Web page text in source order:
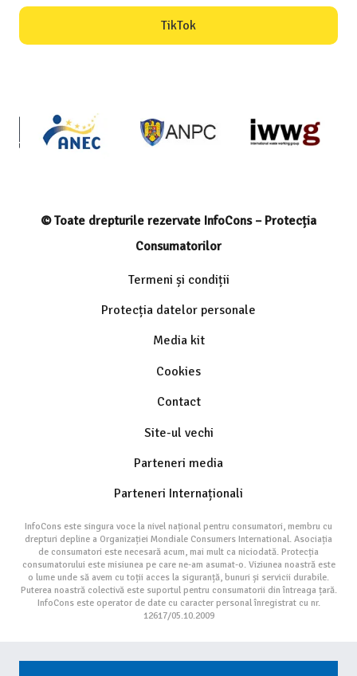
TikTok
© Toate drepturile rezervate InfoCons – Protecția
Consumatorilor
Termeni și condiții
Protecția datelor personale
Media kit
Cookies
Contact
Site-ul vechi
Parteneri media
Parteneri Internaționali
InfoCons este singura voce la nivel național pentru consumatori, membru cu
drepturi depline a Organizației Mondiale Consumers International. Asociația
de consumatori este necesară acum, mai mult ca niciodată. Protecția
consumatorului este misiunea pe care ne-am asumat-o. Viziunea noastră este
o lume unde să avem cu toții acces la siguranță, bunuri și servicii durabile.
Puterea noastră colectivă este suportul pentru consumatorii din întreaga țară.
InfoCons este operator de date cu caracter personal înregistrat cu nr.
12617/05.10.2009